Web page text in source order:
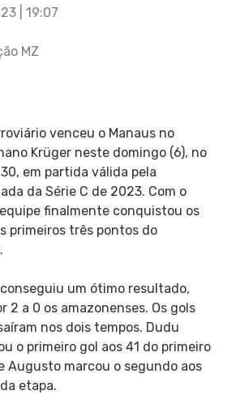
| 19:07
MZ
venceu o Manaus no
Krüger neste domingo (6), no
em partida válida pela
da Série C de 2023. Com o
finalmente conquistou os
primeiros três pontos do
um ótimo resultado,
2 a 0 os amazonenses. Os gols
nos dois tempos. Dudu
o primeiro gol aos 41 do primeiro
Augusto marcou o segundo aos
etapa.